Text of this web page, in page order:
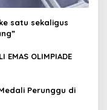
satu sekaligus
EMAS OLIMPIADE
Perunggu di